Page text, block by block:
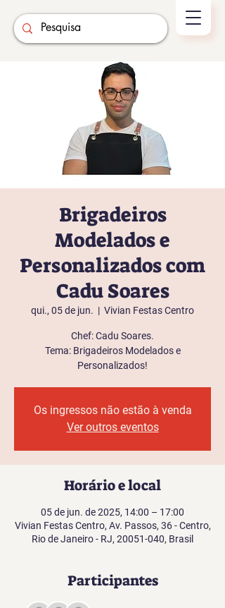
Brigadeiros
Modelados e
Personalizados com
Cadu Soares
qui., 05 de jun.
  |
Vivian Festas Centro
Chef: Cadu Soares.
Tema: Brigadeiros Modelados e
Personalizados!
Os ingressos não estão à venda
Ver outros eventos
Horário e local
05 de jun. de 2025, 14:00 – 17:00
Vivian Festas Centro, Av. Passos, 36 - Centro,
Rio de Janeiro - RJ, 20051-040, Brasil
Participantes